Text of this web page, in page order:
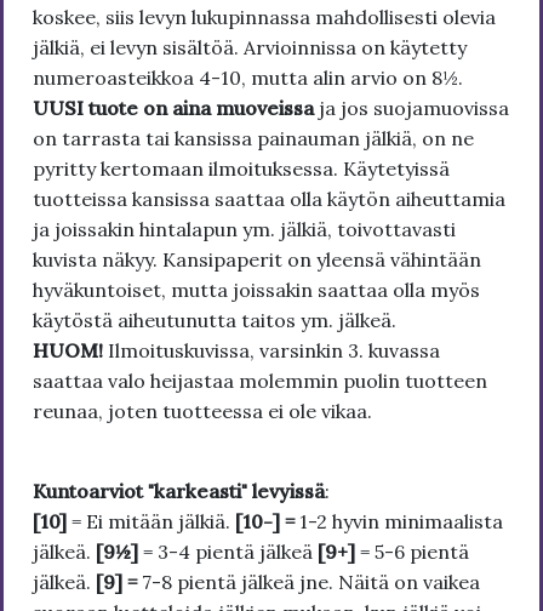
koskee, siis levyn lukupinnassa mahdollisesti olevia
jälkiä, ei levyn sisältöä. Arvioinnissa on käytetty
numeroasteikkoa 4-10, mutta alin arvio on 8½.
UUSI tuote on aina muoveissa ja jos suojamuovissa
on tarrasta tai kansissa painauman jälkiä, on ne
pyritty kertomaan ilmoituksessa. Käytetyissä
tuotteissa kansissa saattaa olla käytön aiheuttamia
ja joissakin hintalapun ym. jälkiä, toivottavasti
kuvista näkyy. Kansipaperit on yleensä vähintään
hyväkuntoiset, mutta joissakin saattaa olla myös
käytöstä aiheutunutta taitos ym. jälkeä.
HUOM! Ilmoituskuvissa, varsinkin 3. kuvassa
saattaa valo heijastaa molemmin puolin tuotteen
reunaa, joten tuotteessa ei ole vikaa.
Kuntoarviot "karkeasti" levyissä:
[10] = Ei mitään jälkiä. [10-] = 1-2 hyvin minimaalista
jälkeä. [9½] = 3-4 pientä jälkeä [9+] = 5-6 pientä
jälkeä. [9] = 7-8 pientä jälkeä jne. Näitä on vaikea